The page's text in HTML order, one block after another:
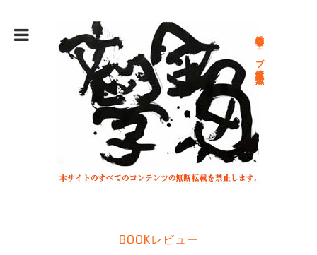
総合文学ウェブ情報誌 文学金魚
BOOKレビュー